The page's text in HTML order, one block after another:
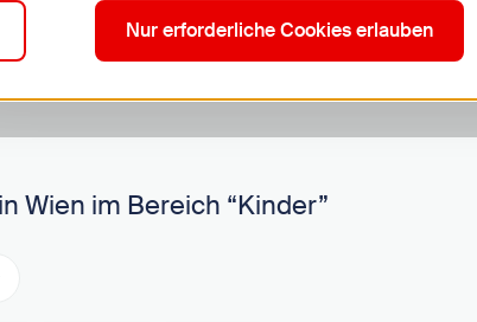
im Bereich “Kinder”
Wien im Bereich “Kinder”
Nur erforderliche Cookies erlauben